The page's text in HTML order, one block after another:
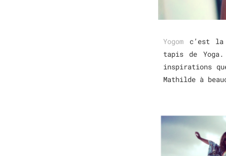
Yogom c’est la
tapis de
inspirations
Mathilde à